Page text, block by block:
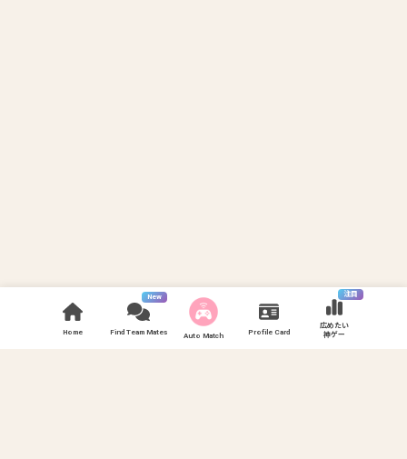
Home
New
Find Team Mates Auto Match Profile Card
注目
広めたい
神ゲー